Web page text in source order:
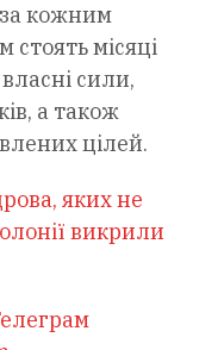
кожним
місяці
сили,
а також
цілей.
яких не
викрили